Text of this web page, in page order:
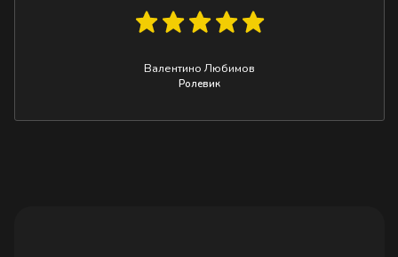
Валентино Любимов
Ролевик